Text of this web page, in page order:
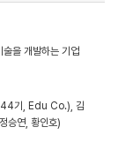
을 개발하는 기업
기, Edu Co.), 김
연, 황인호)